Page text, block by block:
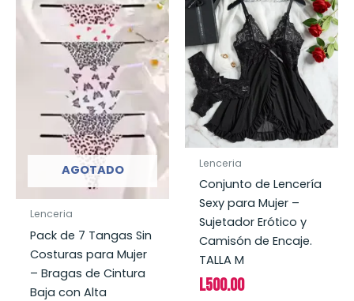
AGOTADO
Lenceria
Pack de 7 Tangas Sin
Costuras para Mujer
– Bragas de Cintura
Baja con Alta
Lenceria
Conjunto de Lencería
Sexy para Mujer –
Sujetador Erótico y
Camisón de Encaje.
TALLA M
L500.00